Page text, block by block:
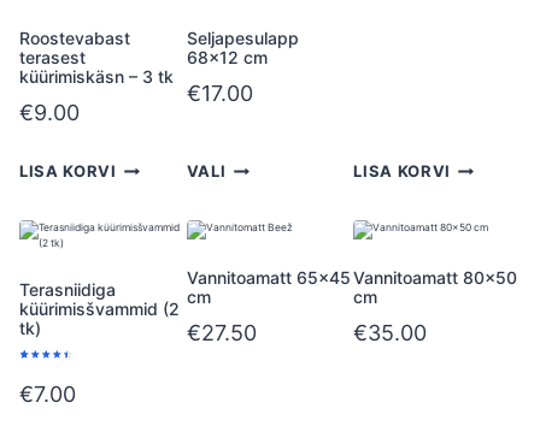
Roostevabast
terasest
küürimiskäsn – 3 tk
€9.00
LISA KORVI
Seljapesulapp
68×12 cm
€17.00
VALI LISA KORVI
Terasniidiga
küürimisšvammid (2
tk)
kliendi
hinnangu
€7.00
Vannitoamatt 65×45
cm
€27.50
Vannitoamatt 80×50
cm
€35.00